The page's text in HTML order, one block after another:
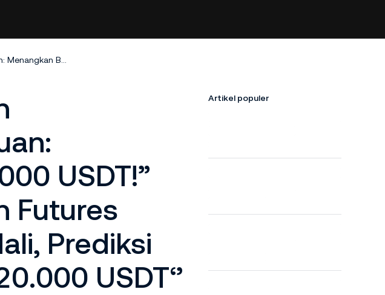
Distribusi Reward “Tantangan Perdagangan Futures Mingguan: Menangkan Bagian dari 300.000 USDT!” dan ‘’Olimpiade Perdagangan Futures Kripto untuk Kumpulkan Medali, Prediksi untuk Berbagi Pool Hadiah 120.000 USDT‘’
USDT!”
Futures
Prediksi
USDT‘’
Artikel populer